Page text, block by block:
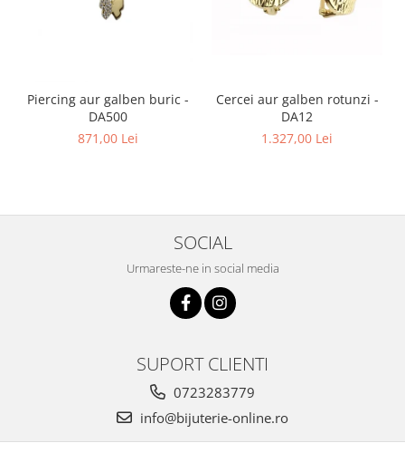
Piercing aur galben buric -
DA500
871,00 Lei
Cercei aur galben rotunzi -
DA12
1.327,00 Lei
SOCIAL
Urmareste-ne in social media
SUPORT CLIENTI
0723283779
info@bijuterie-online.ro